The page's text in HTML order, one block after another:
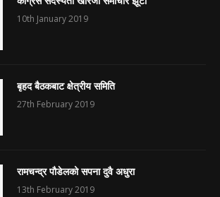
10th January 2019
बृहद बैठकबाट क्षेत्रीय समिति
27th February 2019
रामचन्द्र पौडेलको सपना दुवै अधुरा
13th February 2019